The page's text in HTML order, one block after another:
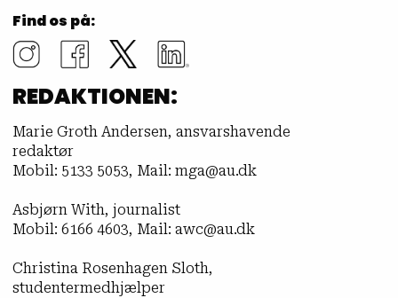
Find os på:
REDAKTIONEN:
Marie Groth Andersen, ansvarshavende
redaktør
Mobil: 5133 5053, Mail: mga@au.dk
Asbjørn With, journalist
Mobil: 6166 4603, Mail: awc@au.dk
Christina Rosenhagen Sloth,
studentermedhjælper